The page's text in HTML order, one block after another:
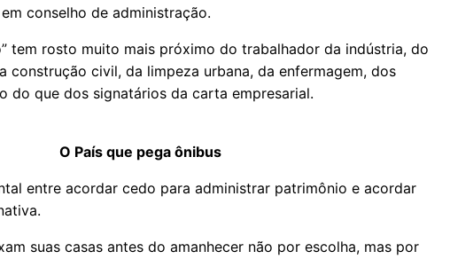
conselho de administração.
tem rosto muito mais próximo do trabalhador da indústria, do
construção civil, da limpeza urbana, da enfermagem, dos
do que dos signatários da carta empresarial.
O País que pega ônibus
entre acordar cedo para administrar patrimônio e acordar
suas casas antes do amanhecer não por escolha, mas por